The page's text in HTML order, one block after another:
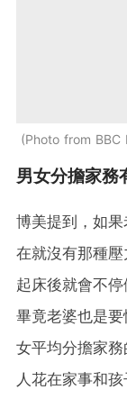
Photo from BBC
男女分擔家務
博美提到，如
在就沒有那種
起床後就會不
畢竟老婆也是
女平均分擔家
人花在家事和